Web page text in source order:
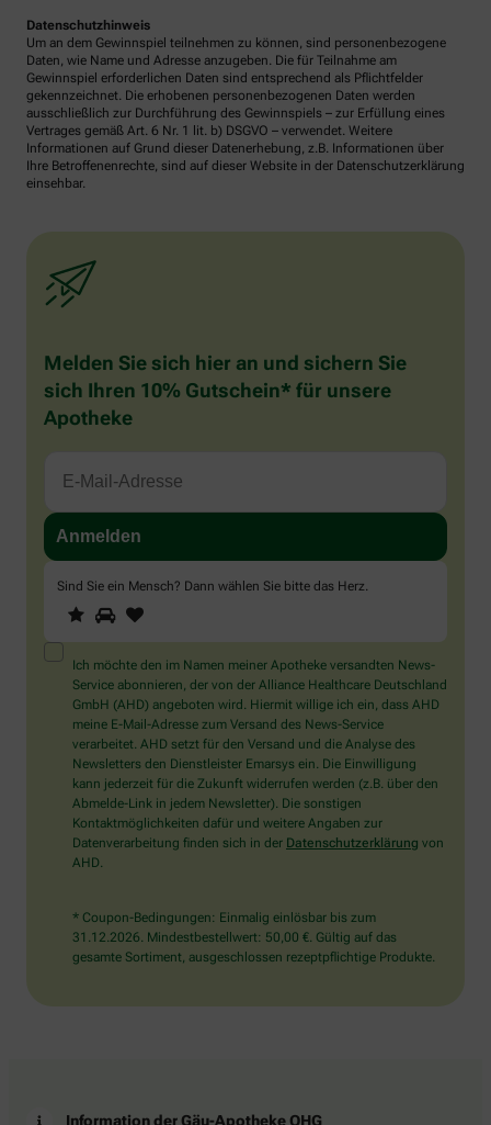
Datenschutzhinweis
Um an dem Gewinnspiel teilnehmen zu können, sind personenbezogene
Daten, wie Name und Adresse anzugeben. Die für Teilnahme am
Gewinnspiel erforderlichen Daten sind entsprechend als Pflichtfelder
gekennzeichnet. Die erhobenen personenbezogenen Daten werden
ausschließlich zur Durchführung des Gewinnspiels – zur Erfüllung eines
Vertrages gemäß Art. 6 Nr. 1 lit. b) DSGVO – verwendet. Weitere
Informationen auf Grund dieser Datenerhebung, z.B. Informationen über
Ihre Betroffenenrechte, sind auf dieser Website in der Datenschutzerklärung
einsehbar.
Melden Sie sich hier an und sichern Sie
sich Ihren 10% Gutschein* für unsere
Apotheke
Sind Sie ein Mensch? Dann wählen Sie bitte das Herz.
Sind
Sie
ein
Mensch?
Dann
wählen
Sie
bitte
das
Herz.
1 2
Ich möchte den im Namen meiner Apotheke versandten News-
Service abonnieren, der von der Alliance Healthcare Deutschland
GmbH (AHD) angeboten wird. Hiermit willige ich ein, dass AHD
meine E-Mail-Adresse zum Versand des News-Service
verarbeitet. AHD setzt für den Versand und die Analyse des
Newsletters den Dienstleister Emarsys ein. Die Einwilligung
kann jederzeit für die Zukunft widerrufen werden (z.B. über den
Abmelde-Link in jedem Newsletter). Die sonstigen
Kontaktmöglichkeiten dafür und weitere Angaben zur
Datenverarbeitung finden sich in der Datenschutzerklärung von
AHD.
* Coupon-Bedingungen: Einmalig einlösbar bis zum
31.12.2026. Mindestbestellwert: 50,00 €. Gültig auf das
gesamte Sortiment, ausgeschlossen rezeptpflichtige Produkte.
Information der Gäu-Apotheke OHG